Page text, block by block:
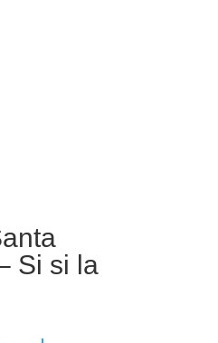
Si si la